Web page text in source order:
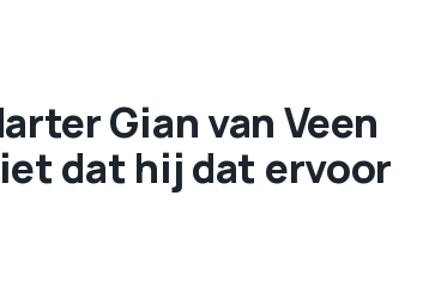
Gian van Veen
dat hij dat ervoor